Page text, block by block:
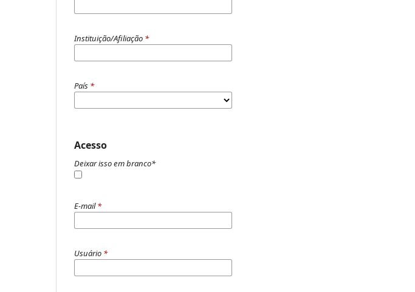
Instituição/Afiliação *
País *
Acesso
Deixar isso em branco*
E-mail*
Usuário *